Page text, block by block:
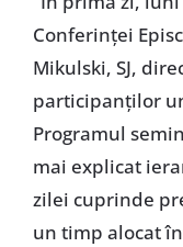
Conferinţei
Mikulski, SJ,
participanţilor
Programul
mai explicat
zilei cuprinde
un timp alocat